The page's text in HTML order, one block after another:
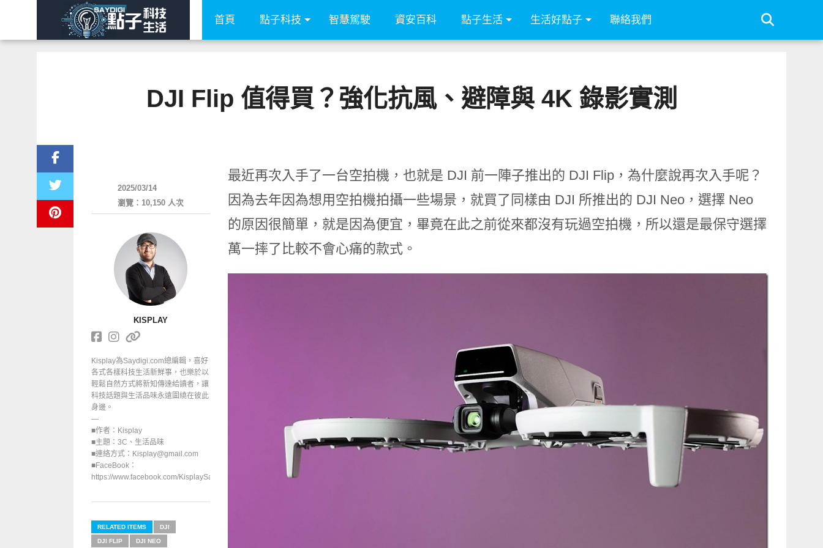
首頁 點子科技 智慧駕駛 資安百科 點子生活 生活好點子 聯絡我們
DJI Flip 值得買？強化抗風、避障與 4K 錄影實測
最近再次入手了一台空拍機，也就是 DJI 前一陣子推出的 DJI Flip，為什麼說再次入手呢？
因為去年因為想用空拍機拍攝一些場景，就買了同樣由 DJI 所推出的 DJI Neo，選擇 Neo
的原因很簡單，就是因為便宜，畢竟在此之前從來都沒有玩過空拍機，所以還是最保守選擇
萬一摔了比較不會心痛的款式。
2025/03/14
瀏覽：10,150 人次
KISPLAY
Kisplay為Saydigi.com總編輯，喜好
各式各樣科技生活新鮮事，也樂於以
輕鬆自然方式將新知傳達給讀者，讓
科技話題與生活品味永遠圍繞在彼此
身邊。
—
■作者：Kisplay
■主題：3C、生活品味
■連絡方式：Kisplay@gmail.com
■FaceBook：
https://www.facebook.com/KisplaySayGoodbuy/
RELATED ITEMS DJI
DJI FLIP DJI NEO